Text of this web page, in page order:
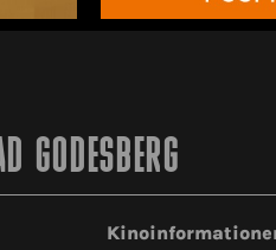
GODESBERG